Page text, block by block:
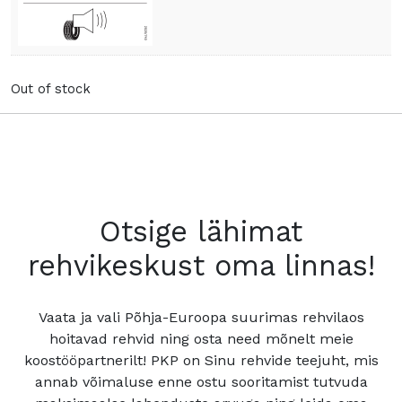
Out of stock
Otsige lähimat
rehvikeskust oma linnas!
Vaata ja vali Põhja-Euroopa suurimas rehvilaos
hoitavad rehvid ning osta need mõnelt meie
koostööpartnerilt! PKP on Sinu rehvide teejuht, mis
annab võimaluse enne ostu sooritamist tutvuda